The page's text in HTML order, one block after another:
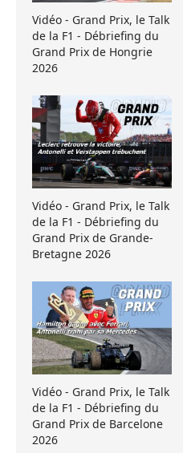
Vidéo - Grand Prix, le Talk
de la F1 - Débriefing du
Grand Prix de Hongrie
2026
Vidéo - Grand Prix, le Talk
de la F1 - Débriefing du
Grand Prix de Grande-
Bretagne 2026
Vidéo - Grand Prix, le Talk
de la F1 - Débriefing du
Grand Prix de Barcelone
2026